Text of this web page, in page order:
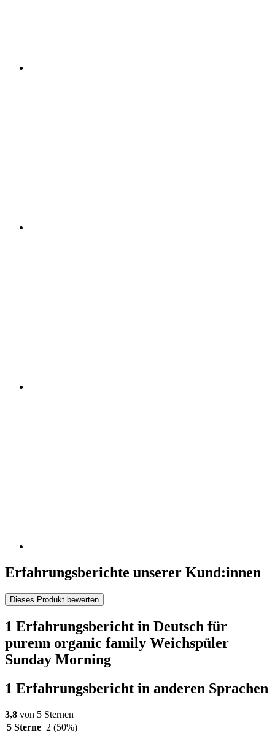
Erfahrungsberichte unserer Kund:innen
Dieses Produkt bewerten
1 Erfahrungsbericht in Deutsch für
purenn organic family Weichspüler
Sunday Morning
1 Erfahrungsbericht in anderen Sprachen
3,8 von 5 Sternen
5 Sterne 2 (50%)